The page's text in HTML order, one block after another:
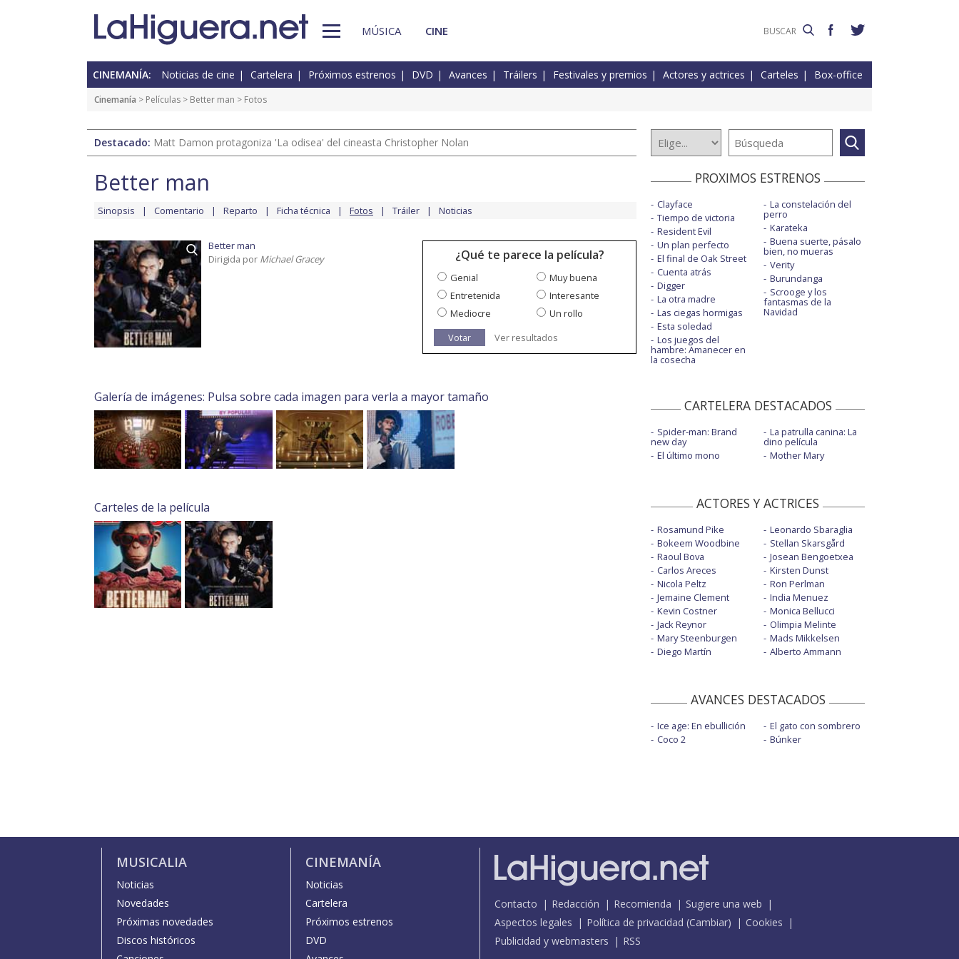
MÚSICA CINE
CINEMANÍA: Noticias de cine Cartelera Próximos estrenos DVD Avances Tráilers Festivales y premios Actores y actrices Carteles Box-office
Cinemanía > Películas > Better man > Fotos
Destacado: Matt Damon protagoniza 'La odisea' del cineasta Christopher Nolan
Better man
Sinopsis Comentario Reparto Ficha técnica Fotos Tráiler Noticias
Better man
Dirigida por Michael Gracey ¿Qué te parece la película?
Genial
Muy buena
Entretenida
Interesante
Mediocre
Un rollo
Votar
Ver resultados
Galería de imágenes: Pulsa sobre cada imagen para verla a mayor tamaño
Carteles de la película
PROXIMOS ESTRENOS
Clayface
Tiempo de victoria
Resident Evil
Un plan perfecto
El final de Oak Street
Cuenta atrás
Digger
La otra madre
Las ciegas hormigas
Esta soledad
Los juegos del
hambre: Amanecer en
la cosecha
La constelación del
perro
Karateka
Buena suerte, pásalo
bien, no mueras
Verity
Burundanga
Scrooge y los
fantasmas de la
Navidad
CARTELERA DESTACADOS
Spider-man: Brand
new day
El último mono
La patrulla canina: La
dino película
Mother Mary
ACTORES Y ACTRICES
Rosamund Pike
Bokeem Woodbine
Raoul Bova
Carlos Areces
Nicola Peltz
Jemaine Clement
Kevin Costner
Jack Reynor
Mary Steenburgen
Diego Martín
Leonardo Sbaraglia
Stellan Skarsgård
Josean Bengoetxea
Kirsten Dunst
Ron Perlman
India Menuez
Monica Bellucci
Olimpia Melinte
Mads Mikkelsen
Alberto Ammann
AVANCES DESTACADOS
Ice age: En ebullición
Coco 2
El gato con sombrero
Búnker
MUSICALIA
Noticias
Novedades
Próximas novedades
Discos históricos
CINEMANÍA
Noticias
Cartelera
Próximos estrenos
DVD
Contacto Redacción Recomienda
Sugiere una web
Aspectos legales
Política de privacidad (Cambiar)
Cookies
Publicidad y webmasters
RSS